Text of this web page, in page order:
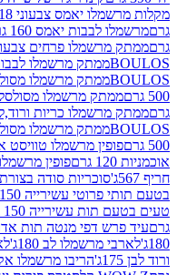
צבעוני 18 יח' 270 גרם
יאמס 160 גרם
מרשמלו טוויסט אבטיח 120 גרם
פופין מרשמלו 3D תות שדה 100 גרם
סוכריות סודה בצורת אבן נייר
עשירייה 150 גרם
לקקן
עשירייה 150 גרם
מנטה תות אדום 0.6 גרם
לב 180ג'
לארבי מרשמלו
הריבו מרשמלו אקזוטיק 175ג'